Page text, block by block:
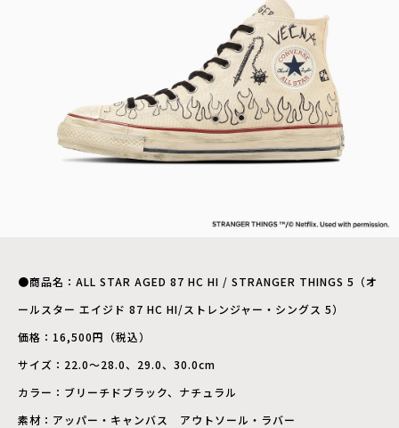
●商品名：ALL STAR AGED 87 HC HI / STRANGER THINGS 5（オ
ールスター エイジド 87 HC HI/ストレンジャー・シングス 5）
価格：16,500円（税込）
サイズ：22.0～28.0、29.0、30.0cm
カラー：ブリーチドブラック、ナチュラル
素材：アッパー・キャンバス アウトソール・ラバー